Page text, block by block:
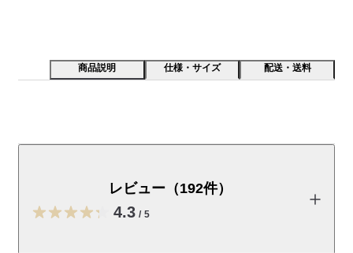
商品説明 仕様・サイズ 配送・送料
地には撥水加工を施しました。
レビュー（192件）
4.3 / 5